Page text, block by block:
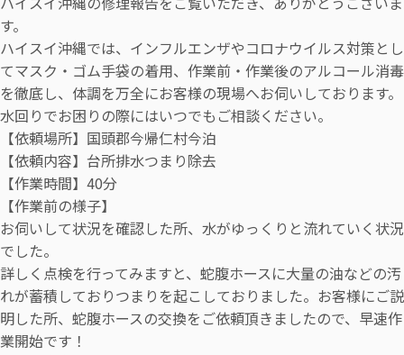
す。
ハイスイ沖縄では、インフルエンザやコロナウイルス対策とし
てマスク・ゴム手袋の着用、作業前・作業後のアルコール消毒
を徹底し、体調を万全にお客様の現場へお伺いしております。
水回りでお困りの際にはいつでもご相談ください。
【依頼場所】国頭郡今帰仁村今泊
【依頼内容】台所排水つまり除去
【作業時間】40分
【作業前の様子】
お伺いして状況を確認した所、水がゆっくりと流れていく状況
でした。
詳しく点検を行ってみますと、蛇腹ホースに大量の油などの汚
れが蓄積しておりつまりを起こしておりました。お客様にご説
明した所、蛇腹ホースの交換をご依頼頂きましたので、早速作
業開始です！